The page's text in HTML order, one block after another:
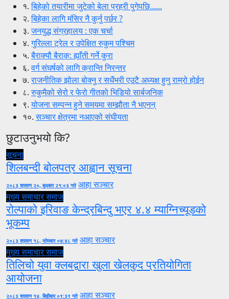
१.बिहेको तयारीमा जुटेको बेला प्रहरी पुगेपछि......
२.बिहेका लागि मंसिर नै कुर्नु पर्छर ?
३.जनयुद्ध संग्रहालय : एक चर्चा
४.गुरिल्ला ट्रेल र उपेक्षित रुकुम पश्चिम
५.बैराक्यौ बैराक: ह्याँती गर्ने कुरा
६.वर्ग संघर्षको लागि क्रान्ति निरन्तर
७.राजनीतिक झोला बोक्नु र सधैंभरी एउटै अध्यक्ष हुनु राम्रो होईन
८.रुकुमैको सेरो र फेरो गीतको भिडियो सार्बजनिक
९.योजना सम्पन्न हुने समयमा सम्झौता नै भएनन्
१०.सञ्चार क्षेत्रमा नआएको संघीयता
छुटाउनुभयो कि?
सूचना
शिलबन्दी बोलपत्र आह्वान सूचना
२०८३ श्रावण २०, बुधबार २१:०३ गते आहा सञ्चार
मुख्य समाचारसमाज
रोल्पाको इरिवाङ केन्द्रबिन्दु भएर ४.४ म्याग्निच्यूडको
भूकम्प
२०८३ श्रावण १८, सोमबार ०७:४८ गते आहा सञ्चार
मुख्य समाचारसमाज
तिलिचो युवा क्लबद्वारा खुला खेलकुद प्रतियोगिता
आयोजना
२०८३ श्रावण १४, बिहीबार ०९:३९ गते आहा सञ्चार